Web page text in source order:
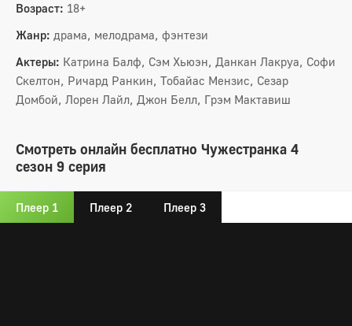
Возраст: 18+
Жанр: драма, мелодрама, фэнтези
Актеры: Катрина Балф, Сэм Хьюэн, Данкан Лакруа, Софи
Скелтон, Ричард Ранкин, Тобайас Мензис, Сезар
Домбой, Лорен Лайл, Джон Белл, Грэм Мактавиш
Смотреть онлайн бесплатно Чужестранка 4
сезон 9 серия
Плеер 1 Плеер 2 Плеер 3